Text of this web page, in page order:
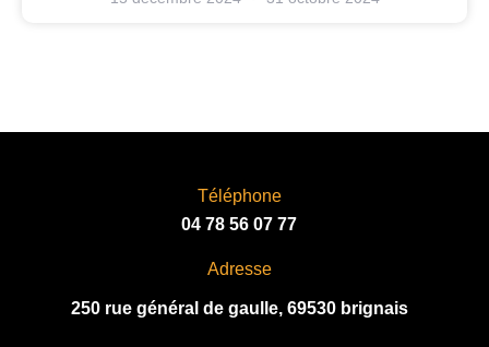
Téléphone
04 78 56 07 77
Adresse
250 rue général de gaulle, 69530 brignais